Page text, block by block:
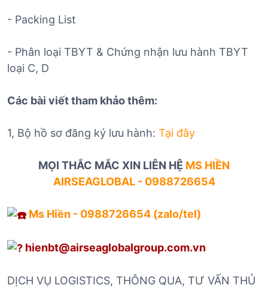
- Packing List
- Phân loại TBYT & Chứng nhận lưu hành TBYT
loại C, D
Các bài viết tham khảo thêm:
1, Bộ hồ sơ đăng ký lưu hành: Tại đây
MỌI THẮC MẮC XIN LIÊN HỆ MS HIỀN
AIRSEAGLOBAL - 0988726654
Ms Hiền - 0988726654 (zalo/tel)
hienbt@airseaglobalgroup.com.vn
DỊCH VỤ LOGISTICS, THÔNG QUA, TƯ VẤN THỦ